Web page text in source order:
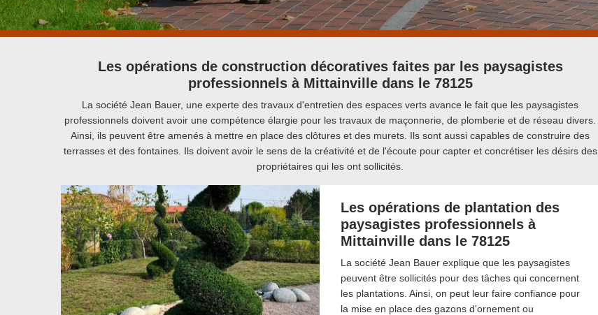
Les opérations de construction décoratives faites par les paysagistes
professionnels à Mittainville dans le 78125
La société Jean Bauer, une experte des travaux d'entretien des espaces verts avance le fait que les paysagistes
professionnels doivent avoir une compétence élargie pour les travaux de maçonnerie, de plomberie et de réseau divers.
Ainsi, ils peuvent être amenés à mettre en place des clôtures et des murets. Ils sont aussi capables de construire des
terrasses et des fontaines. Ils doivent avoir le sens de la créativité et de l'écoute pour capter et concrétiser les désirs des
propriétaires qui les ont sollicités.
Les opérations de plantation des
paysagistes professionnels à
Mittainville dans le 78125
La société Jean Bauer explique que les paysagistes
peuvent être sollicités pour des tâches qui concernent
les plantations. Ainsi, on peut leur faire confiance pour
la mise en place des gazons d'ornement ou